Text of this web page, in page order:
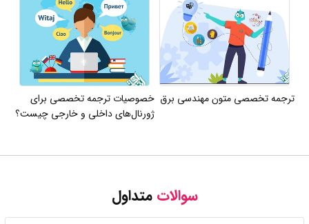
ترجمه تخصصی متون مهندسی برق خصوصیات ترجمه تخصصی برای
ژورنال‌های داخلی و خارجی چیست؟
سوالاتمتداول